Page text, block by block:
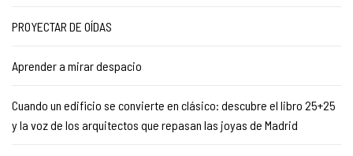
PROYECTAR DE OÍDAS
Aprender a mirar despacio
Cuando un edificio se convierte en clásico: descubre el libro 25+25
y la voz de los arquitectos que repasan las joyas de Madrid